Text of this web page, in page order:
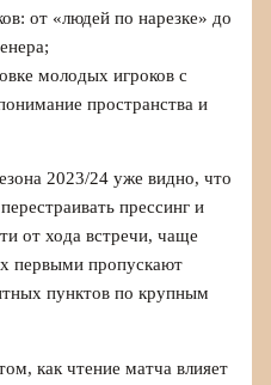
от «людей по нарезке» до
молодых игроков с
пространства и
2023/24 уже видно, что
прессинг и
от хода встречи, чаще
первыми пропускают
пунктов по крупным
как чтение матча влияет